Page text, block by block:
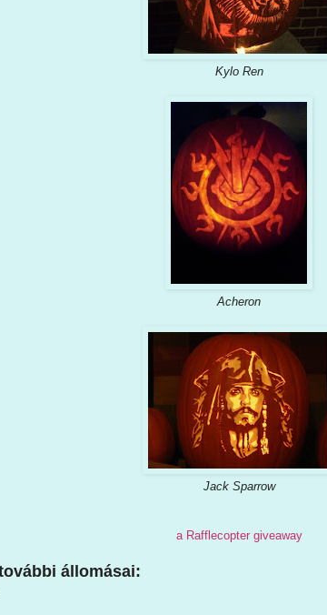
Kylo Ren
Acheron
Jack Sparrow
a Rafflecopter giveaway
állomásai: